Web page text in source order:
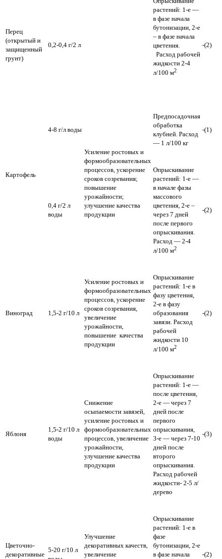
Перец
(открытый и
защищенный
грунт)
0,2-0,4 г/2 л
растений: 1-е —
в фазе начала
бутонизации, 2-е
– в фазе начала
цветения.
Расход рабочей
жидкости 2-4
л/100 м2
-(2)
Картофель
4-8 г/л воды
Усиление ростовых и
формообразовательных
процессов, ускорение
сроков созревания;
повышение
урожайности;
улучшение качества
продукции
Предпосадочная
обработка
клубней. Расход
— 1 л/100 кг
-(1)
0,4 г/2 л
воды
Опрыскивание
растений: 1-е —
в начале фазы
массового
цветения, 2-е –
через 7 дней
после первого
опрыскивания.
Расход — 2-4
л/100 м2
-(2)
Виноград 1,5-2 г/10 л
Усиление ростовых и
формообразовательных
процессов, ускорение
сроков созревания,
увеличение
урожайности,
повышение качества
продукции
Опрыскивание
растений: 1-е в
фазу цветения,
2-е в фазу
образования
завязи. Расход
рабочей
жидкости 10
л/100 м2
-(2)
Яблоня
1,5-2 г/10 л
воды
Снижение
осыпаемости завязей,
усиление ростовых и
формообразовательных
процессов, увеличение
урожайности,
улучшение качества
продукции
Опрыскивание
растений: 1-е —
после цветения,
2-е — через 7
дней после
первого
опрыскивания,
3-е — через 7-10
дней после
второго
опрыскивания.
Расход рабочей
жидкости- 2-5 л/
дерево
-(3)
Цветочно-
декоративные
5-20 г/10 л
Улучшение
декоративных качеств,
увеличение
Опрыскивание
растений: 1-е в
фазе
бутонизации, 2-е
в фазе начала
-(2)